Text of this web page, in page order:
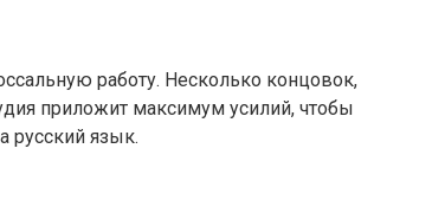
работу. Несколько концовок,
приложит максимум усилий, чтобы
русский язык.